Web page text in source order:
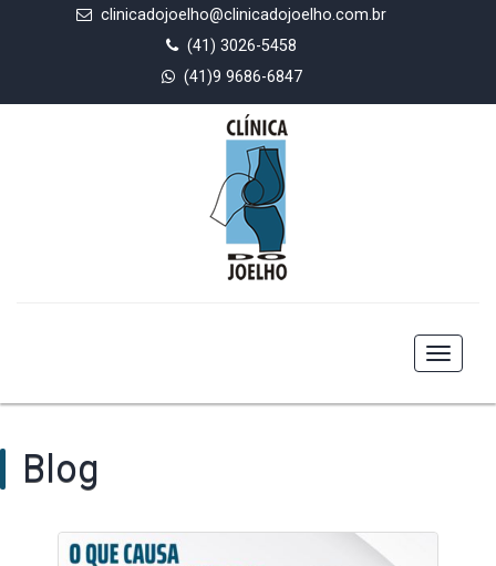
clinicadojoelho@clinicadojoelho.com.br
(41) 3026-5458
(41)9 9686-6847
Toggle
Blog